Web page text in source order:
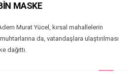
MASKE
Murat Yücel, kırsal mahallelerin
da, vatandaşlara ulaştırılması
dağıttı.